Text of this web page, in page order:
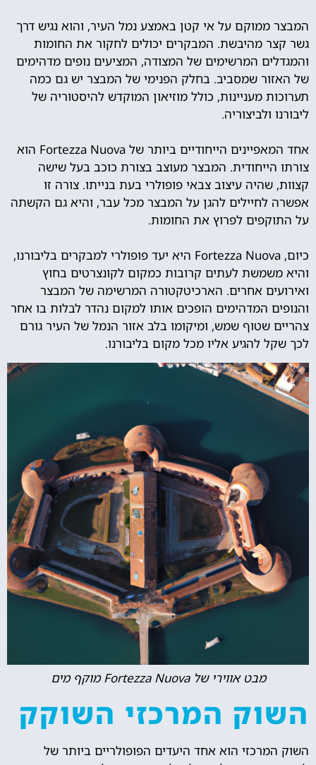
המבצר ממוקם על אי קטן באמצע נמל העיר, והוא נגיש דרך
גשר קצר מהיבשת. המבקרים יכולים לחקור את החומות
והמגדלים המרשימים של המצודה, המציעים נופים מדהימים
של האזור שמסביב. בחלק הפנימי של המבצר יש גם כמה
תערוכות מעניינות, כולל מוזיאון המוקדש להיסטוריה של
ליבורנו ולביצוריה.
אחד המאפיינים הייחודיים ביותר של Fortezza Nuova הוא
צורתו הייחודית. המבצר מעוצב בצורת כוכב בעל שישה
קצוות, שהיה עיצוב צבאי פופולרי בעת בנייתו. צורה זו
אפשרה לחיילים להגן על המבצר מכל עבר, והיא גם הקשתה
על התוקפים לפרוץ את החומות.
כיום, Fortezza Nuova היא יעד פופולרי למבקרים בליבורנו,
והיא משמשת לעתים קרובות כמקום לקונצרטים בחוץ
ואירועים אחרים. הארכיטקטורה המרשימה של המבצר
והנופים המדהימים הופכים אותו למקום נהדר לבלות בו אחר
צהריים שטוף שמש, ומיקומו בלב אזור הנמל של העיר גורם
לכך שקל להגיע אליו מכל מקום בליבורנו.
מבט אווירי של Fortezza Nuova מוקף מים
השוק המרכזי השוקק
השוק המרכזי הוא אחד היעדים הפופולריים ביותר של